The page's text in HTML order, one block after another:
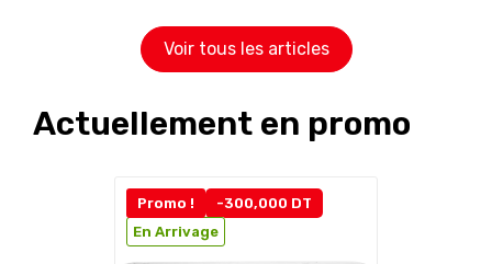
Voir tous les articles
Actuellement en promo
Promo !
-300,000 DT
En Arrivage